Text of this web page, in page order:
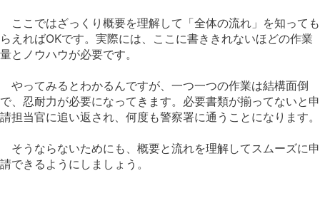
ここではざっくり概要を理解して「全体の流れ」を知っても
らえればOKです。実際には、ここに書ききれないほどの作業
量とノウハウが必要です。
やってみるとわかるんですが、一つ一つの作業は結構面倒
で、忍耐力が必要になってきます。必要書類が揃ってないと申
請担当官に追い返され、何度も警察署に通うことになります。
そうならないためにも、概要と流れを理解してスムーズに申
請できるようにしましょう。